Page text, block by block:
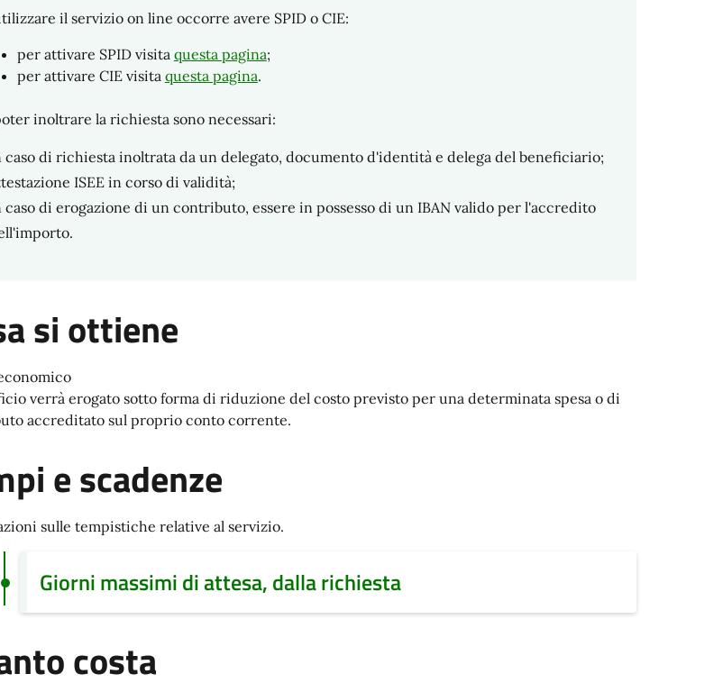
il servizio on line occorre avere SPID o CIE:
per attivare SPID visita questa pagina;
per attivare CIE visita questa pagina.
inoltrare la richiesta sono necessari:
caso di richiesta inoltrata da un delegato, documento d'identità e delega del beneficiario;
ISEE in corso di validità;
caso di erogazione di un contributo, essere in possesso di un IBAN valido per l'accredito
si ottiene
verrà erogato sotto forma di riduzione del costo previsto per una determinata spesa o di
accreditato sul proprio conto corrente.
e scadenze
sulle tempistiche relative al servizio.
Giorni massimi di attesa, dalla richiesta
costa